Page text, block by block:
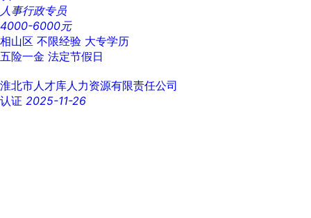
人事行政专员
4000-6000元
相山区 不限经验 大专学历
五险一金 法定节假日
淮北市人才库人力资源有限责任公司
认证 2025-11-26